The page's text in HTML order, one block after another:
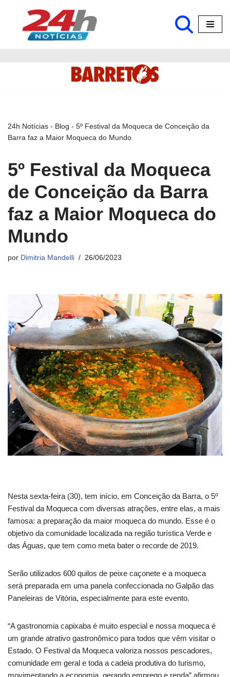
Pular
24h Notícias - Blog - 5º Festival da Moqueca de Conceição da
Barra faz a Maior Moqueca do Mundo
5º Festival da Moqueca
de Conceição da Barra
faz a Maior Moqueca do
Mundo
por Dimitria Mandelli 26/06/2023
Nesta sexta-feira (30), tem início, em Conceição da Barra, o 5º
Festival da Moqueca com diversas atrações, entre elas, a mais
famosa: a preparação da maior moqueca do mundo. Esse é o
objetivo da comunidade localizada na região turística Verde e
das Águas, que tem como meta bater o recorde de 2019.
Serão utilizados 600 quilos de peixe caçonete e a moqueca
será preparada em uma panela confeccionada no Galpão das
Paneleiras de Vitória, especialmente para este evento.
“A gastronomia capixaba é muito especial e nossa moqueca é
um grande atrativo gastronômico para todos que vêm visitar o
Estado. O Festival da Moqueca valoriza nossos pescadores,
comunidade em geral e toda a cadeia produtiva do turismo,
movimentando a economia, gerando emprego e renda” afirmou